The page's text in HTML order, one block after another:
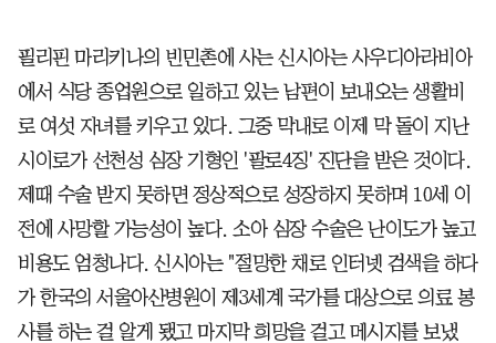
필리핀 마리키나의 빈민촌에 사는 신시아는 사우디아라비아
에서 식당 종업원으로 일하고 있는 남편이 보내오는 생활비
로 여섯 자녀를 키우고 있다. 그중 막내로 이제 막 돌이 지난
시이로가 선천성 심장 기형인 '팔로4징' 진단을 받은 것이다.
제때 수술 받지 못하면 정상적으로 성장하지 못하며 10세 이
전에 사망할 가능성이 높다. 소아 심장 수술은 난이도가 높고
비용도 엄청나다. 신시아는 "절망한 채로 인터넷 검색을 하다
가 한국의 서울아산병원이 제3세계 국가를 대상으로 의료 봉
사를 하는 걸 알게 됐고 마지막 희망을 걸고 메시지를 보냈